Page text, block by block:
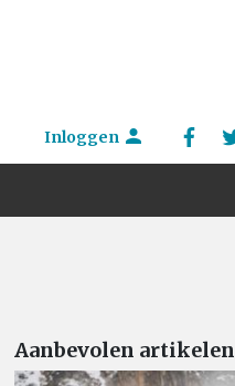
Inloggen
Aanbevolen artikelen